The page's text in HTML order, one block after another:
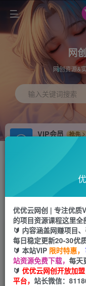
网
网创资源&
输入关键词搜索
VIP会员
抢先
免费下载全站资源
站长V：hu91275
首页 中创网 正文
（5396期）最新
入过万【群控脚
优优云网创
2年前发布
优优云网创 | 专注优质
的项目资源课程这里全
🔰 内容涵盖网赚项目
每日稳定更新20-30优
🔰 本站VIP 限时特惠，
站资源免费下载， 每天
🔰 优优云网创开放加
平台， 站长微信：